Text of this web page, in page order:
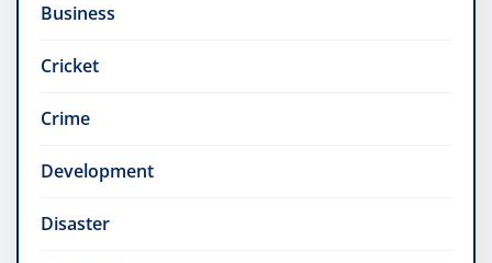
Business
Cricket
Crime
Development
Disaster